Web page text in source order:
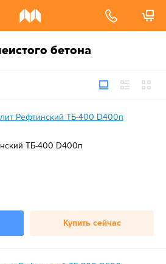
бетона
ТБ-400 D400п
Купить сейчас